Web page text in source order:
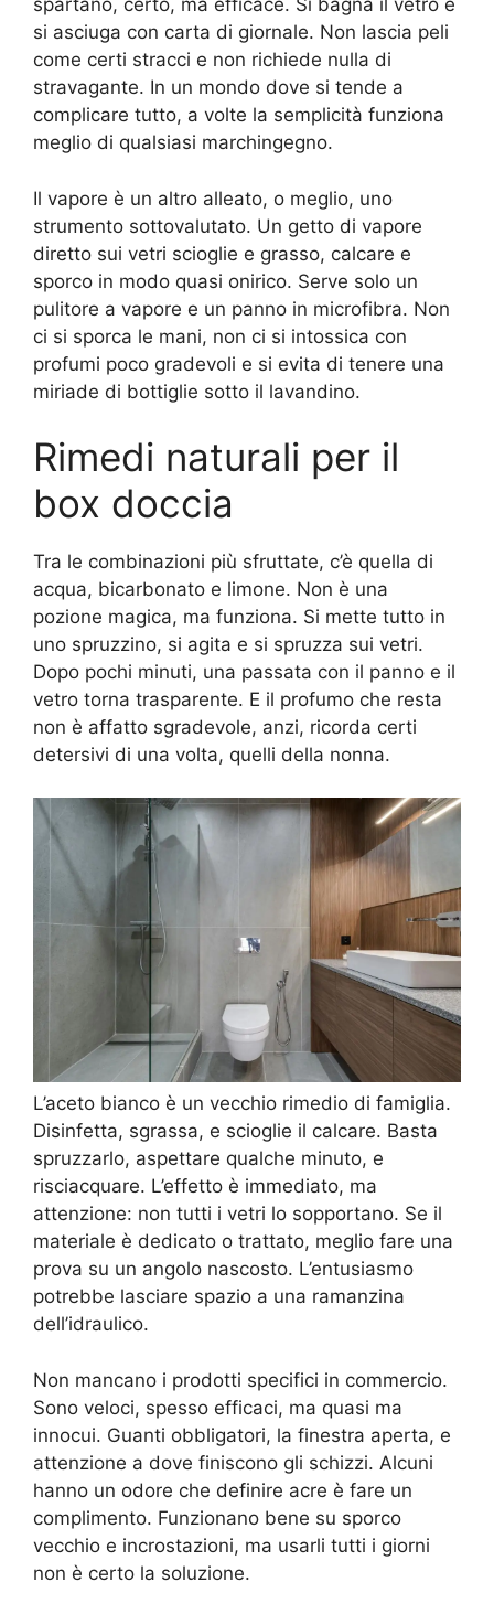
spartano, certo, ma efficace. Si bagna il vetro e
si asciuga con carta di giornale. Non lascia peli
come certi stracci e non richiede nulla di
stravagante. In un mondo dove si tende a
complicare tutto, a volte la semplicità funziona
meglio di qualsiasi marchingegno.
Il vapore è un altro alleato, o meglio, uno
strumento sottovalutato. Un getto di vapore
diretto sui vetri scioglie e grasso, calcare e
sporco in modo quasi onirico. Serve solo un
pulitore a vapore e un panno in microfibra. Non
ci si sporca le mani, non ci si intossica con
profumi poco gradevoli e si evita di tenere una
miriade di bottiglie sotto il lavandino.
Rimedi naturali per il
box doccia
Tra le combinazioni più sfruttate, c’è quella di
acqua, bicarbonato e limone. Non è una
pozione magica, ma funziona. Si mette tutto in
uno spruzzino, si agita e si spruzza sui vetri.
Dopo pochi minuti, una passata con il panno e il
vetro torna trasparente. E il profumo che resta
non è affatto sgradevole, anzi, ricorda certi
detersivi di una volta, quelli della nonna.
L’aceto bianco è un vecchio rimedio di famiglia.
Disinfetta, sgrassa, e scioglie il calcare. Basta
spruzzarlo, aspettare qualche minuto, e
risciacquare. L’effetto è immediato, ma
attenzione: non tutti i vetri lo sopportano. Se il
materiale è dedicato o trattato, meglio fare una
prova su un angolo nascosto. L’entusiasmo
potrebbe lasciare spazio a una ramanzina
dell’idraulico.
Non mancano i prodotti specifici in commercio.
Sono veloci, spesso efficaci, ma quasi ma
innocui. Guanti obbligatori, la finestra aperta, e
attenzione a dove finiscono gli schizzi. Alcuni
hanno un odore che definire acre è fare un
complimento. Funzionano bene su sporco
vecchio e incrostazioni, ma usarli tutti i giorni
non è certo la soluzione.